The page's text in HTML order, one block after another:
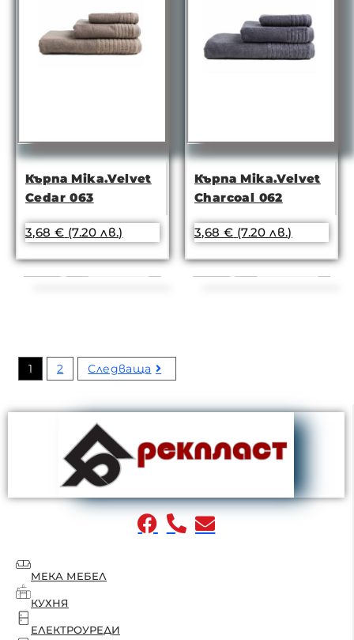
Кърпа Mika.Velvet
Cedar 063
3,68 € (7.20 лв.)
Кърпа Mika.Velvet
Charcoal 062
3,68 € (7.20 лв.)
1 2 Следваща
МЕКА МЕБЕЛ
КУХНЯ
ЕЛЕКТРОУРЕДИ